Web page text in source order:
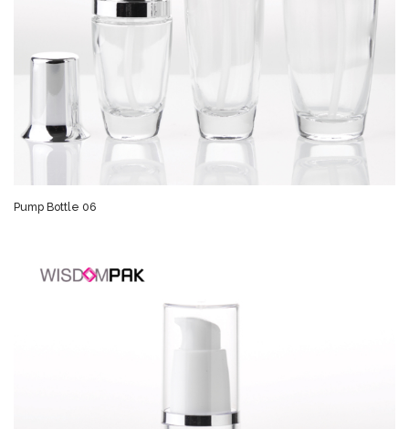
Pump Bottle 06